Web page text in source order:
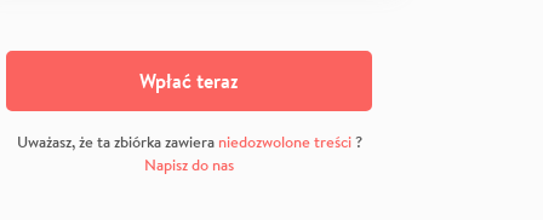
Wpłać teraz
Uważasz, że ta zbiórka zawiera niedozwolone treści?
Napisz do nas